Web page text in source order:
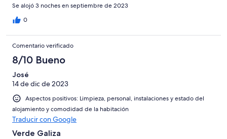
Se alojó 3 noches en septiembre de 2023
0
Comentario verificado
8/10 Bueno
José
14 de dic de 2023
Aspectos positivos: Limpieza, personal, instalaciones y estado del
alojamiento y comodidad de la habitación
Traducir con Google
Verde Galiza